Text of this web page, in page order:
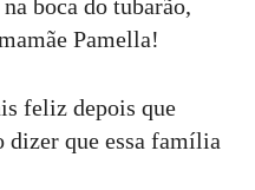
boca do tubarão,
Pamella!
feliz depois que
dizer que essa família